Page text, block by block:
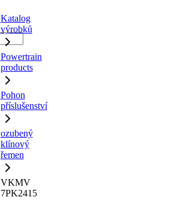
Katalog
výrobků
Powertrain
products
Pohon
příslušenství
ozubený
klínový
řemen
VKMV
7PK2415